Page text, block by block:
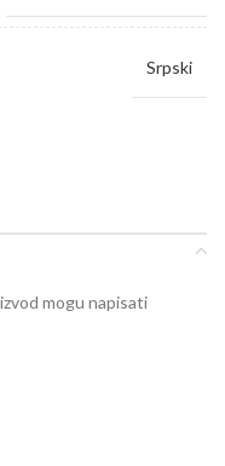
Srpski
mogu napisati